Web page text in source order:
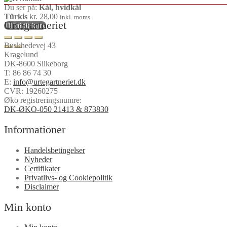
Urtegartneriet
Buskhedevej 43
Kragelund
DK-8600 Silkeborg
T: 86 86 74 30
E: info@urtegartneriet.dk
CVR: 19260275
Øko registreringsnumre:
DK-ØKO-050 21413 & 873830
Informationer
Handelsbetingelser
Nyheder
Certifikater
Privatlivs- og Cookiepolitik
Disclaimer
Min konto
Du ser på:Kål, hvidkål
Türkis kr. 28,00 inkl. moms
Tilføj til kurv